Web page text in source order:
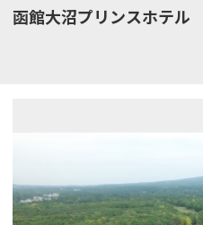
函館大沼プリンスホテル